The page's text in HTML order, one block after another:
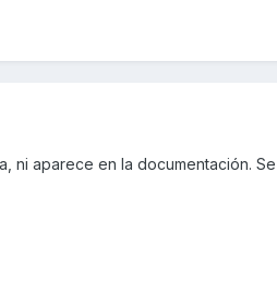
ni aparece en la documentación.